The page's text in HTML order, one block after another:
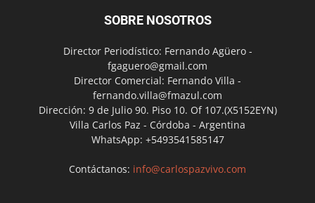
SOBRE NOSOTROS
Director Periodístico: Fernando Agüero -
fgaguero@gmail.com
Director Comercial: Fernando Villa -
fernando.villa@fmazul.com
Dirección: 9 de Julio 90. Piso 10. Of 107.(X5152EYN)
Villa Carlos Paz - Córdoba - Argentina
WhatsApp: +5493541585147
Contáctanos: info@carlospazvivo.com